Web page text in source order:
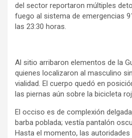
del sector reportaron múltiples
fuego al sistema de emergencias
las 23:30 horas.
Al sitio arribaron elementos de la
quienes localizaron al masculino
vialidad. El cuerpo quedó en
las piernas aún sobre la bicicleta
El occiso es de complexión
barba poblada; vestía pantalón
Hasta el momento, las autoridades